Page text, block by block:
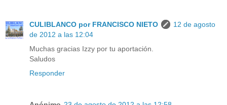
CULIBLANCO por FRANCISCO NIETO
12 de agosto
de 2012 a las 12:04
Muchas gracias Izzy por tu aportación.
Saludos
Responder